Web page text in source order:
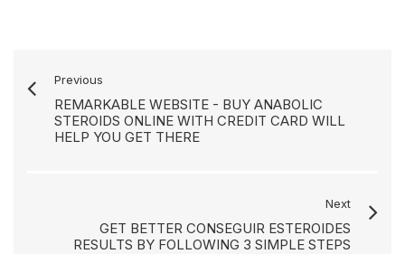
Previous
REMARKABLE WEBSITE - BUY ANABOLIC
STEROIDS ONLINE WITH CREDIT CARD WILL
HELP YOU GET THERE
Next
GET BETTER CONSEGUIR ESTEROIDES
RESULTS BY FOLLOWING 3 SIMPLE STEPS